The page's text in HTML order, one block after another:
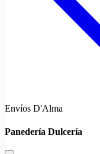
Envíos D'Alma
Panedería Dulcería